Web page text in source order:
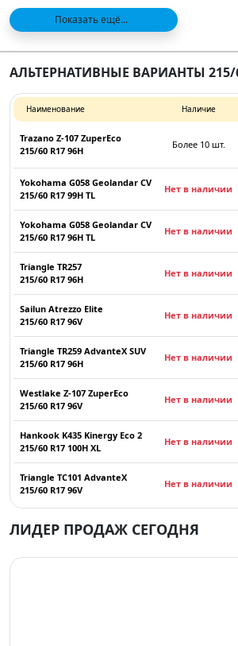
Показать ещё...
АЛЬТЕРНАТИВНЫЕ ВАРИАНТЫ 215/
Наименование Наличие
Trazano Z-107 ZuperEco
215/60 R17 96H
Более 10 шт.
Yokohama G058 Geolandar CV
215/60 R17 99H TL
Нет в наличии
Yokohama G058 Geolandar CV
215/60 R17 96H TL
Нет в наличии
Triangle TR257
215/60 R17 96H
Нет в наличии
Sailun Atrezzo Elite
215/60 R17 96V
Нет в наличии
Triangle TR259 AdvanteX SUV
215/60 R17 96H
Нет в наличии
Westlake Z-107 ZuperEco
215/60 R17 96V
Нет в наличии
Hankook K435 Kinergy Eco 2
215/60 R17 100H XL
Нет в наличии
Triangle TC101 AdvanteX
215/60 R17 96V
Нет в наличии
ЛИДЕР ПРОДАЖ СЕГОДНЯ